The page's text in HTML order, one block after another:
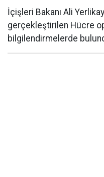
İçişleri Bakanı Ali
gerçekleştirilen Hücre
bilgilendirmelerde